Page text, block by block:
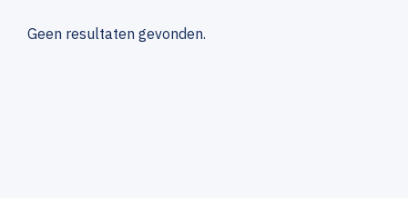
Geen resultaten gevonden.